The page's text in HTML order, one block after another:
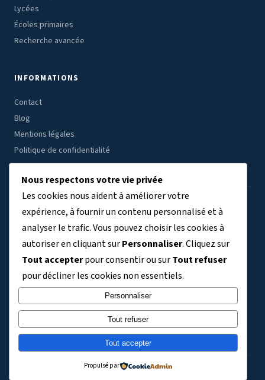
Lycées
Écoles primaires
Recherche avancée
INFORMATIONS
Contact
Blog
Mentions légales
Politique de confidentialité
ÉTABLISSEMENTS PAR RÉGION
Auvergne-Rhône-Alpes (7804)Bourgogne-Franche-Comté(3409)
Bretagne(3038)Centre-Val de Loire(2691)Corse(329) Grand Est(5763)
Guadeloupe(411)Guyane(140)Hauts-de-France (6356)
Ile-de-France(9120)La Réunion(734)Martinique(363)
Nouvelle-Aquitaine(5992)
Pays de la Loire(3576)Provence-Alpes-Côte d'Azur(4101)
TOM et Collectivités territoriales(721)
© 2026 Technologies College – Tous droits réservés
Nous respectons votre vie privée
Les cookies nous aident à améliorer votre
expérience, à fournir un contenu personnalisé et à
analyser le trafic. Vous pouvez choisir les cookies à
autoriser en cliquant surPersonnaliser. Cliquez sur
Tout accepterpour consentir ou surTout refuser
pour décliner les cookies non essentiels.
Personnaliser
Tout refuser
Tout accepter
Propulsé par